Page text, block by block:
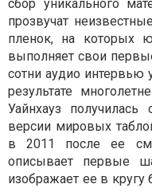
сбор уникального
прозвучат
пленок, на которых
выполняет свои
сотни аудио интервью
результате
Уайнхауз
версии мировых
в 2011 после ее
описывает первые
изображает ее в кругу